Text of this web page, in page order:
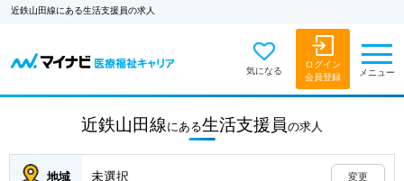
近鉄山田線にある生活支援員の求人
気になる
ログイン
会員登録
メニュー
近鉄山田線 にある生活支援員の求人
地域 未選択 変更